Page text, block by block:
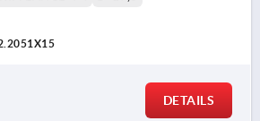
DETAILS